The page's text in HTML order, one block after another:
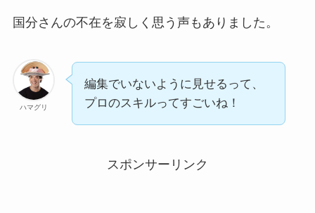
国分さんの不在を寂しく思う声もありました。
ハマグリ
編集でいないように見せるって、
プロのスキルってすごいね！
スポンサーリンク